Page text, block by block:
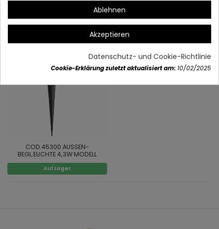
COD.45160 AUSSENFACKEL 1X60W
Auf Lager
BEGL.EUCHTE 1X80W MODELL
SCHWENKBAR
Auf Lager
COD.45300 AUSSEN-
BEGL.EUCHTE 4,3W MODELL
SCHWENKBAR LED
Auf Lager
Ablehnen
Akzeptieren
Datenschutz- und Cookie-Richtlinie
Cookie-Erklärung zuletzt aktualisiert am: 10/02/2025